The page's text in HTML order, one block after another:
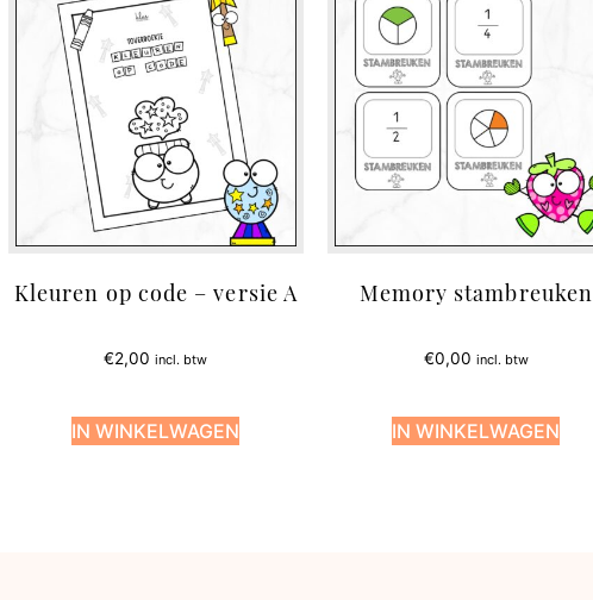
Kleuren op code – versie A
€2,00 incl. btw
IN WINKELWAGEN
Memory stambreuken
€0,00 incl. btw
IN WINKELWAGEN